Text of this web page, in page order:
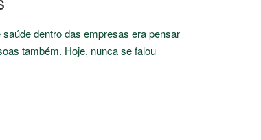
dentro das empresas era pensar
também. Hoje, nunca se falou